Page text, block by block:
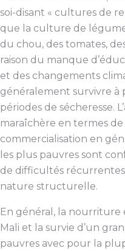
soi-disant « cultures de
que la culture de
du chou, des tomates,
raison du manque
et des changements
généralement survivre à
périodes de sécheresse.
maraîchère en termes
commercialisation en
les plus pauvres sont
de difficultés
nature structurelle.
En général, la nourriture
Mali et la survie d’un
pauvres avec pour la